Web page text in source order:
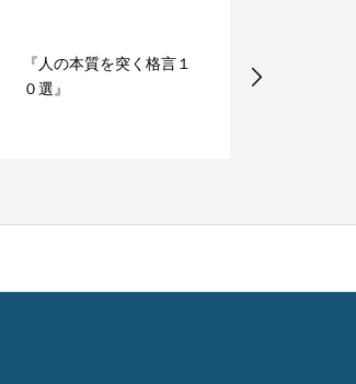
『人の本質を突く格言１
０選』